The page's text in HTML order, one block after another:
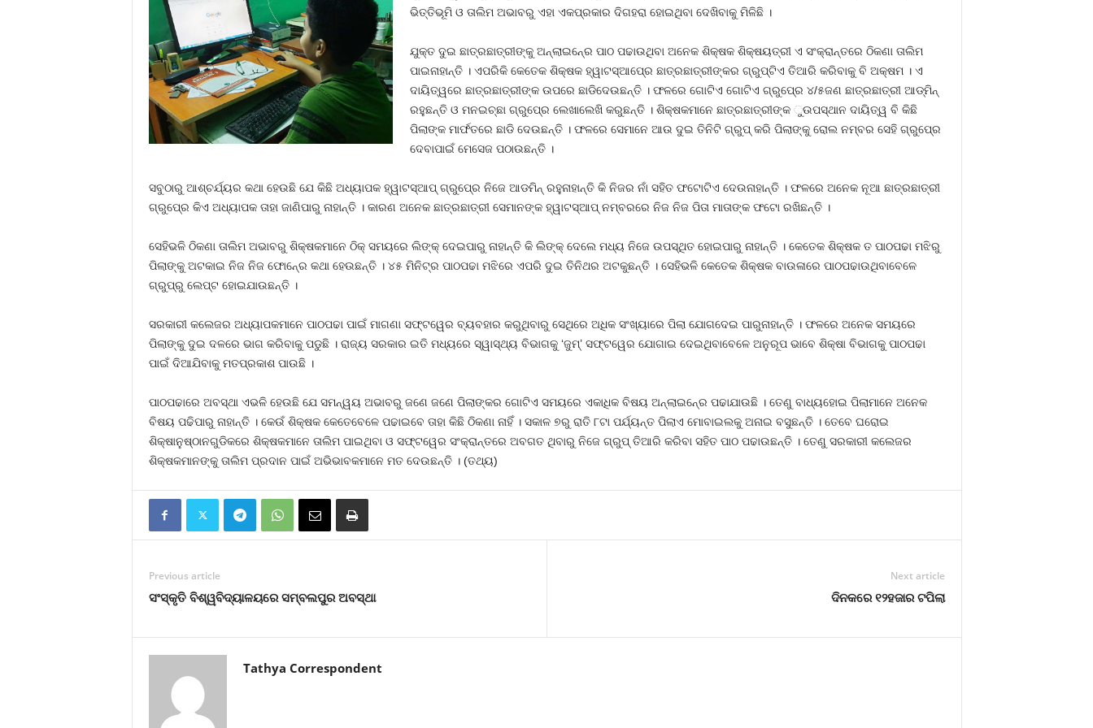
ଭିତ୍ତିଭୂମି ଓ ତାଲିମ ଅଭାବରୁ ଏହା ଏକପ୍ରକାର ଦିଗହରା ହୋଇଥିବା ଦେଖିବାକୁ ମିଳିଛି ।
ଯୁକ୍ତ ଦୁଇ ଛାତ୍ରଛାତ୍ରୀଙ୍କୁ ଅନ୍‍ଲାଇନ୍‍ରେ ପାଠ ପଢାଉଥିବା ଅନେକ ଶିକ୍ଷକ ଶିକ୍ଷୟତ୍ରୀ ଏ ସଂକ୍ରାନ୍ତରେ ଠିକଣା ତାଲିମ
ପାଇନାହାନ୍ତି । ଏପରିକି କେତେକ ଶିକ୍ଷକ ହ୍ୱାଟସ୍‍ଆପ୍‍ରେ ଛାତ୍ରଛାତ୍ରୀଙ୍କର ଗ୍ରୁପ୍‍ଟିଏ ତିଆରି କରିବାକୁ ବି ଅକ୍ଷମ । ଏ
ଦାୟିତ୍ୱରେ ଛାତ୍ରଛାତ୍ରୀଙ୍କ ଉପରେ ଛାଡିଦେଉଛନ୍ତି । ଫଳରେ ଗୋଟିଏ ଗୋଟିଏ ଗ୍ରୁପ୍‍ରେ ୪/୫ଜଣ ଛାତ୍ରଛାତ୍ରୀ ଆଡ୍‍ମିନ୍‍
ରହୁଛନ୍ତି ଓ ମନଇଚ୍ଛା ଗ୍ରୁପ୍‍ରେ ଲେଖାଲେଖି କରୁଛନ୍ତି । ଶିକ୍ଷକମାନେ ଛାତ୍ରଛାତ୍ରୀଙ୍କ ୁଉପସ୍ଥାନ ଦାୟିତ୍ୱ ବି କିଛି
ପିଲାଙ୍କ ମାର୍ଫତରେ ଛାଡି ଦେଉଛନ୍ତି । ଫଳରେ ସେମାନେ ଆଉ ଦୁଇ ତିନିଟି ଗ୍ରୁପ୍‍ କରି ପିଲାଙ୍କୁ ରୋଲ ନମ୍ବର ସେହି ଗ୍ରୁପ୍‍ରେ
ଦେବାପାଇଁ ମେସେଜ ପଠାଉଛନ୍ତି ।
ସବୁଠାରୁ ଆଶ୍ଚର୍ଯ୍ୟର କଥା ହେଉଛି ଯେ କିଛି ଅଧ୍ୟାପକ ହ୍ୱାଟସ୍‍ଆପ୍‍ ଗ୍ରୁପ୍‍ରେ ନିଜେ ଆଡମିନ୍‍ ରହୁନାହାନ୍ତି କି ନିଜର ନାଁ ସହିତ ଫଟୋଟିଏ ଦେଉନାହାନ୍ତି । ଫଳରେ ଅନେକ ନୂଆ ଛାତ୍ରଛାତ୍ରୀ
ଗ୍ରୁପ୍‍ରେ କିଏ ଅଧ୍ୟାପକ ତାହା ଜାଣିପାରୁ ନାହାନ୍ତି । କାରଣ ଅନେକ ଛାତ୍ରଛାତ୍ରୀ ସେମାନଙ୍କ ହ୍ୱାଟସ୍‍ଆପ୍‍ ନମ୍ବରରେ ନିଜ ନିଜ ପିତା ମାତାଙ୍କ ଫଟୋ ରଖିଛନ୍ତି ।
ସେହିଭଳି ଠିକଣା ତାଲିମ ଅଭାବରୁ ଶିକ୍ଷକମାନେ ଠିକ୍‍ ସମୟରେ ଲିଙ୍କ୍‍ ଦେଇପାରୁ ନାହାନ୍ତି କି ଲିଙ୍କ୍‍ ଦେଲେ ମଧ୍ୟ ନିଜେ ଉପସ୍ଥିତ ହୋଇପାରୁ ନାହାନ୍ତି । କେତେକ ଶିକ୍ଷକ ତ ପାଠପଢା ମଝିରୁ
ପିଲାଙ୍କୁ ଅଟକାଇ ନିଜ ନିଜ ଫୋନ୍‍ରେ କଥା ହେଉଛନ୍ତି । ୪୫ ମିନିଟ୍‍ର ପାଠପଢା ମଝିରେ ଏପରି ଦୁଇ ତିନିଥର ଅଟକୁଛନ୍ତି । ସେହିଭଳି କେତେକ ଶିକ୍ଷକ ବାଉଳାରେ ପାଠପଢାଉଥିବାବେଳେ
ଗ୍ରୁପ୍‍ରୁ ଲେପ୍ଟ ହୋଇଯାଉଛନ୍ତି ।
ସରକାରୀ କଲେଜର ଅଧ୍ୟାପକମାନେ ପାଠପଢା ପାଇଁ ମାଗଣା ସଫ୍ଟୱେର ବ୍ୟବହାର କରୁଥିବାରୁ ସେଥିରେ ଅଧିକ ସଂଖ୍ୟାରେ ପିଲା ଯୋଗଦେଇ ପାରୁନାହାନ୍ତି । ଫଳରେ ଅନେକ ସମୟରେ
ପିଲାଙ୍କୁ ଦୁଇ ଦଳରେ ଭାଗ କରିବାକୁ ପଡୁଛି । ରାଜ୍ୟ ସରକାର ଇତି ମଧ୍ୟରେ ସ୍ୱାସ୍ଥ୍ୟ ବିଭାଗକୁ ‘ଜୁମ୍‍’ ସଫ୍ଟୱେର ଯୋଗାଇ ଦେଇଥିବାବେଳେ ଅନୁରୂପ ଭାବେ ଶିକ୍ଷା ବିଭାଗକୁ ପାଠପଢା
ପାଇଁ ଦିଆଯିବାକୁ ମତପ୍ରକାଶ ପାଉଛି ।
ପାଠପଢାରେ ଅବସ୍ଥା ଏଭଳି ହେଉଛି ଯେ ସମନ୍ୱୟ ଅଭାବରୁ ଜଣେ ଜଣେ ପିଲାଙ୍କର ଗୋଟିଏ ସମୟରେ ଏକାଧିକ ବିଷୟ ଅନ୍‍ଲାଇନ୍‍ରେ ପଢାଯାଉଛି । ତେଣୁ ବାଧ୍ୟହୋଇ ପିଲାମାନେ ଅନେକ
ବିଷୟ ପଢିପାରୁ ନାହାନ୍ତି । କେଉଁ ଶିକ୍ଷକ କେତେବେଳେ ପଢାଇବେ ତାହା କିଛି ଠିକଣା ନାହିଁ । ସକାଳ ୭ରୁ ରାତି ୮ଟା ପର୍ଯ୍ୟନ୍ତ ପିଲାଏ ମୋବାଇଲକୁ ଅନାଇ ବସୁଛନ୍ତି । ତେବେ ଘରୋଇ
ଶିକ୍ଷାନୁଷ୍ଠାନଗୁଡିକରେ ଶିକ୍ଷକମାନେ ତାଲିମ ପାଇଥିବା ଓ ସଫ୍ଟୱେର ସଂକ୍ରାନ୍ତରେ ଅବଗତ ଥିବାରୁ ନିଜେ ଗ୍ରୁପ୍‍ ତିଆରି କରିବା ସହିତ ପାଠ ପଢାଉଛନ୍ତି । ତେଣୁ ସରକାରୀ କଲେଜର
ଶିକ୍ଷକମାନଙ୍କୁ ତାଲିମ ପ୍ରଦାନ ପାଇଁ ଅଭିଭାବକମାନେ ମତ ଦେଉଛନ୍ତି । (ତଥ୍ୟ)
Previous article
ସଂସ୍କୃତି ବିଶ୍ୱବିଦ୍ୟାଳୟରେ ସମ୍ବଲପୁର ଅବସ୍ଥା
Next article
ଦିନକରେ ୧୨ହଜାର ଟପିଲା
Tathya Correspondent